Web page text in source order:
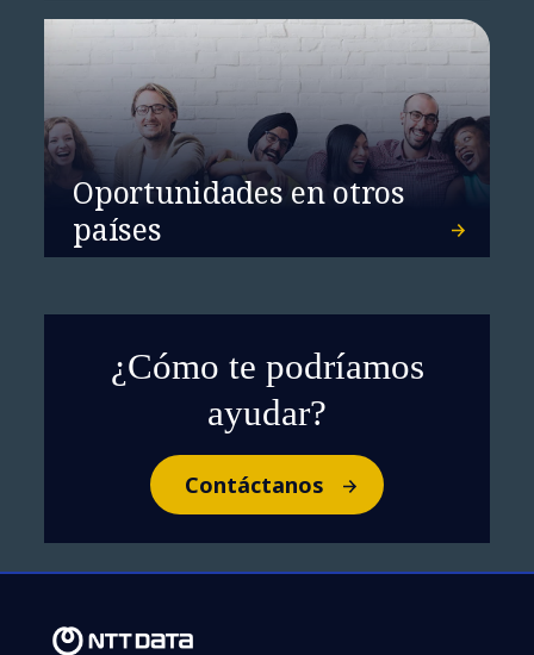
Oportunidades en otros
países
¿Cómo te podríamos
ayudar?
Contáctanos